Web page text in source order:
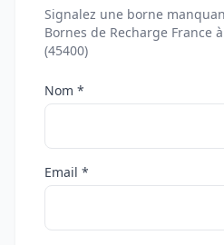
Signalez une borne
Bornes de Recharge France
(45400)
Nom *
Email *